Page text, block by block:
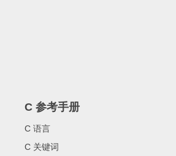
C 参考手册
C 语言
C 关键词